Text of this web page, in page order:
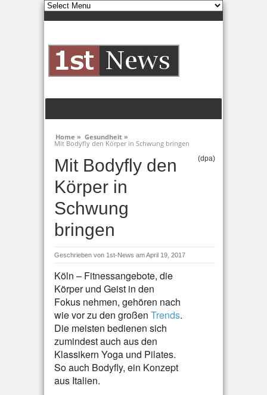
Home » Gesundheit »
Mit Bodyfly den Körper in Schwung bringen
Mit Bodyfly den
Körper in
Schwung
bringen
(dpa)
Geschrieben von 1st-News am April 19, 2017
Köln – Fitnessangebote, die
Körper und Geist in den
Fokus nehmen, gehören nach
wie vor zu den großen Trends.
Die meisten bedienen sich
zumindest auch aus den
Klassikern Yoga und Pilates.
So auch Bodyfly, ein Konzept
aus Italien.